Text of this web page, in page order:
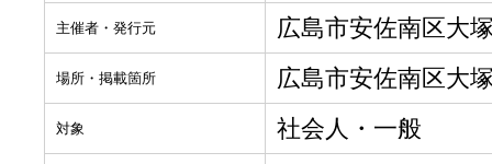
主催者・発行元 広島市安佐南区大
場所・掲載箇所 広島市安佐南区大
対象 社会人・一般